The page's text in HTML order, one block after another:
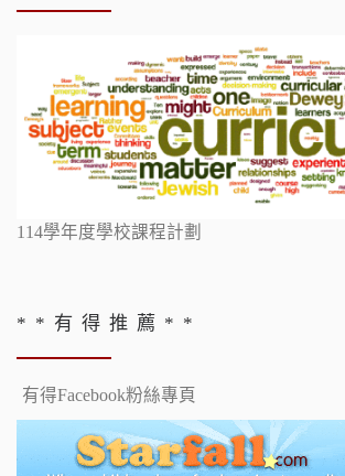
114學年度學校課程計劃
* * 有 得 推 薦 * *
有得Facebook粉絲專頁